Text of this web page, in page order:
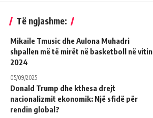
Të ngjashme:
Mikaile Tmusic dhe Aulona Muhadri
shpallen më të mirët në basketboll në vitin
2024
05/09/2025
Donald Trump dhe kthesa drejt
nacionalizmit ekonomik: Një sfidë për
rendin global?